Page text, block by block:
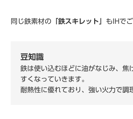
同じ鉄素材の 「鉄スキレット」 もIHで
豆知識
鉄は使い込むほどに油がなじみ、焦
すくなっていきます。
耐熱性に優れており、強い火力で調